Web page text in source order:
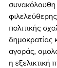
συνακόλουθη
φιλελεύθερης
πολιτικής
δημοκρατίας
αγοράς,
η εξελικτική